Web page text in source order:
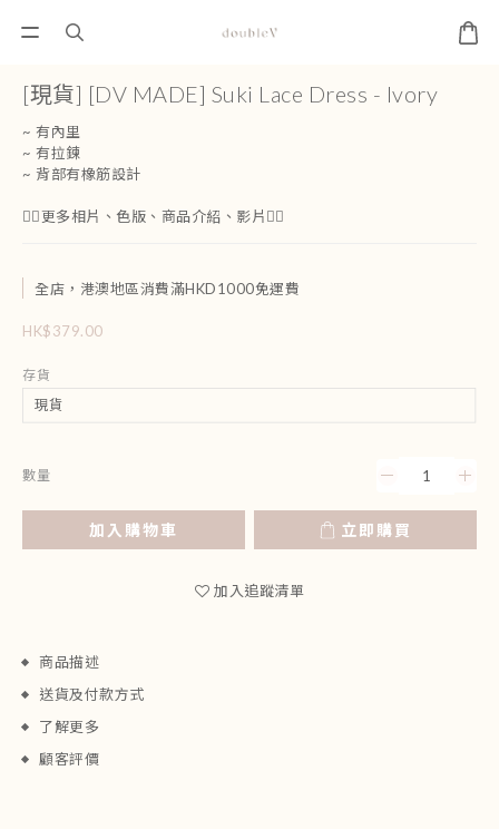
[現貨] [DV MADE] Suki Lace Dress - Ivory
~ 有內里
~ 有拉鍊
~ 背部有橡筋設計
👇🏻更多相片、色版、商品介紹、影片👇🏻
全店，港澳地區消費滿HKD1000免運費
HK$379.00
存貨
數量
加入購物車 立即購買
加入追蹤清單
商品描述
送貨及付款方式
了解更多
顧客評價